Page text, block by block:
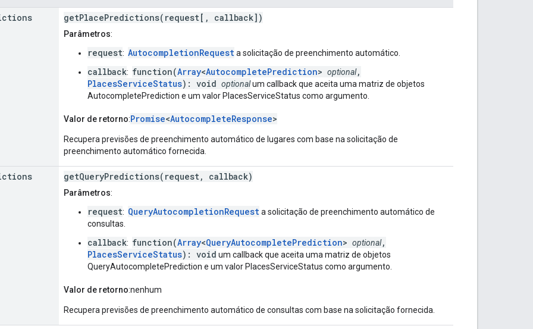
getPlacePredictions(request[, callback])
Parâmetros:
request: AutocompletionRequesta solicitação de preenchimento automático.
callback: function(Array<AutocompletePrediction> optional,
PlacesServiceStatus): void optionalum callback que aceita uma matriz de objetos
AutocompletePrediction e um valor PlacesServiceStatus como argumento.
Valor de retorno:Promise<AutocompleteResponse>
Recupera previsões de preenchimento automático de lugares com base na solicitação de
preenchimento automático fornecida.
getQueryPredictions(request, callback)
Parâmetros:
request: QueryAutocompletionRequesta solicitação de preenchimento automático de
consultas.
callback: function(Array<QueryAutocompletePrediction> optional,
PlacesServiceStatus): void um callback que aceita uma matriz de objetos
QueryAutocompletePrediction e um valor PlacesServiceStatus como argumento.
Valor de retorno:nenhum
Recupera previsões de preenchimento automático de consultas com base na solicitação fornecida.